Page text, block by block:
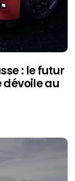
: le futur
dévoile au